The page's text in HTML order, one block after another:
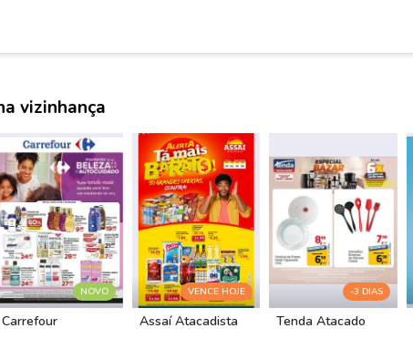
vizinhança
NOVO
Carrefour
VENCE HOJE
Assaí Atacadista
-3 DIAS
Tenda Atacado